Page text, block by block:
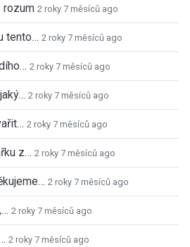
rozum 2 roky 7 měsíců ago
tento… 2 roky 7 měsíců ago
2 roky 7 měsíců ago
2 roky 7 měsíců ago
2 roky 7 měsíců ago
z… 2 roky 7 měsíců ago
2 roky 7 měsíců ago
2 roky 7 měsíců ago
2 roky 7 měsíců ago